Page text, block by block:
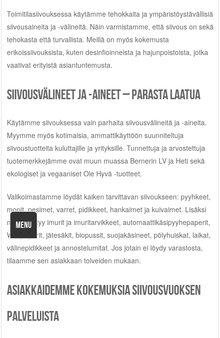
MENU
Toimitilasiivouksessa käytämme tehokkaita ja ympäristöystävällisiä
siivousaineita ja -välineitä. Näin varmistamme, että siivous on sekä
tehokasta että turvallista. Meillä on myös kokemusta
erikoissiivouksista, kuten desinfioinneista ja hajunpoistoista, jotka
vaativat erityistä asiantuntemusta.
Siivousvälineet ja -aineet – parasta laatua
Käytämme siivouksessa vain parhaita siivousvälineitä ja -aineita.
Myymme myös kotimaisia, ammattikäyttöön suunniteltuja
siivoustuotteita kuluttajille ja yrityksille. Tunnettuja ja arvostettuja
tuotemerkkejämme ovat muun muassa Bernerin LV ja Heti sekä
ekologiset ja vegaaniset Ole Hyvä -tuotteet.
Valikoimastamme löydät kaiken tarvittavan siivoukseen: pyyhkeet,
mopit, pesimet, varret, pidikkeet, hankaimet ja kuivaimet. Lisäksi
meiltä löytyy imurit ja imuritarvikkeet, automaattikäsipyyhepaperit,
WC-paperit, jätesäkit, biopussit, suojakäsineet, pölyhuiskat, laikat,
välinepidikkeet ja annostelumitat. Jos jotain ei löydy varastosta,
tilaamme sen asiakkaan toiveiden mukaan.
Asiakkaidemme kokemuksia Siivousvuoksen
palveluista